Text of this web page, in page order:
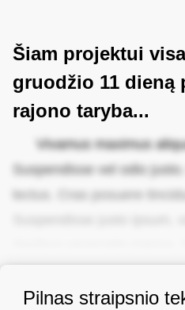
Šiam projektui
gruodžio 11 dieną
rajono taryba...
Vivamus maximus
Suspendisse vel odio
Pilnas straipsnio